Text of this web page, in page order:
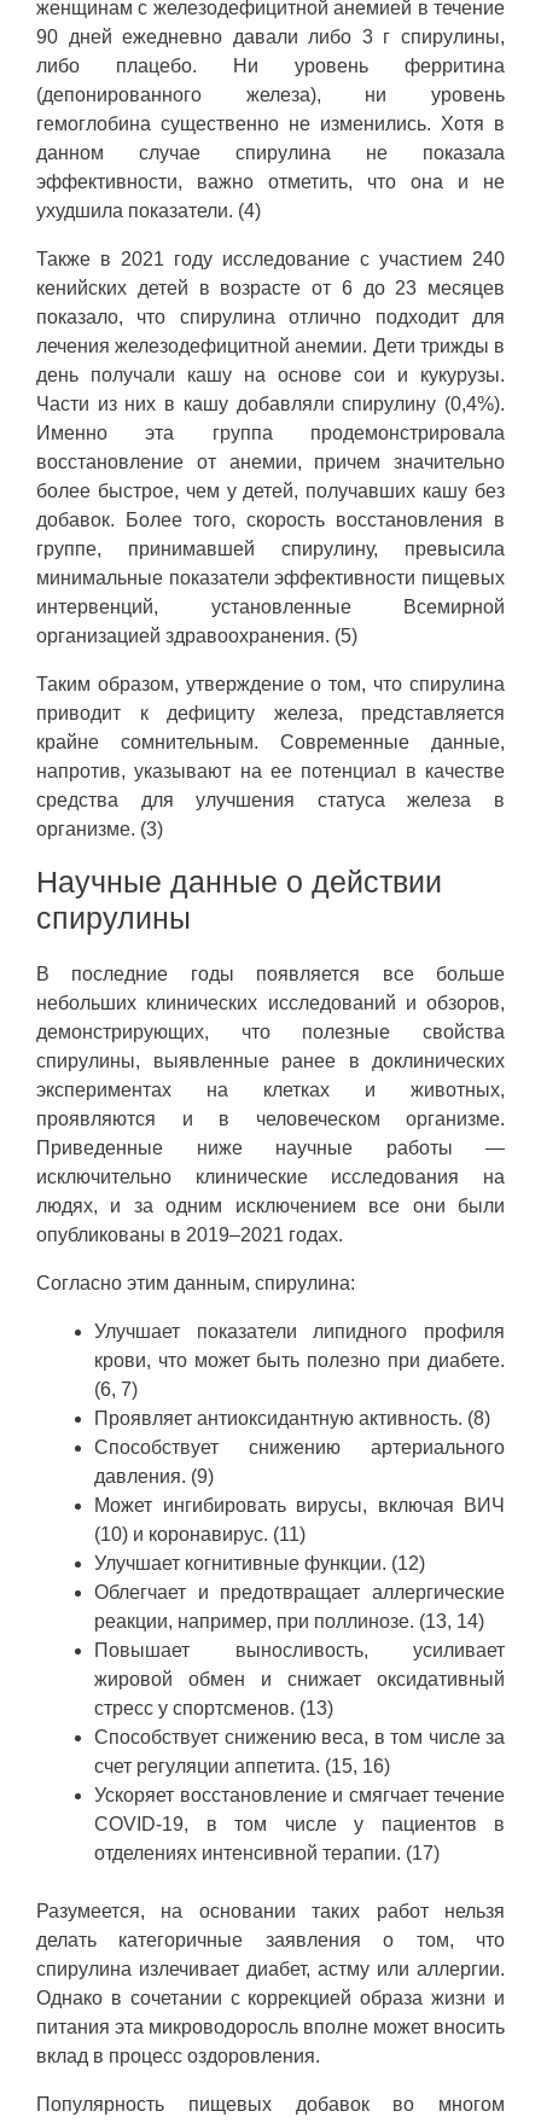
женщинам с железодефицитной анемией в течение
90 дней ежедневно давали либо 3 г спирулины,
либо плацебо. Ни уровень ферритина
(депонированного железа), ни уровень
гемоглобина существенно не изменились. Хотя в
данном случае спирулина не показала
эффективности, важно отметить, что она и не
ухудшила показатели. (4)
Также в 2021 году исследование с участием 240
кенийских детей в возрасте от 6 до 23 месяцев
показало, что спирулина отлично подходит для
лечения железодефицитной анемии. Дети трижды в
день получали кашу на основе сои и кукурузы.
Части из них в кашу добавляли спирулину (0,4%).
Именно эта группа продемонстрировала
восстановление от анемии, причем значительно
более быстрое, чем у детей, получавших кашу без
добавок. Более того, скорость восстановления в
группе, принимавшей спирулину, превысила
минимальные показатели эффективности пищевых
интервенций, установленные Всемирной
организацией здравоохранения. (5)
Таким образом, утверждение о том, что спирулина
приводит к дефициту железа, представляется
крайне сомнительным. Современные данные,
напротив, указывают на ее потенциал в качестве
средства для улучшения статуса железа в
организме. (3)
Научные данные о действии
спирулины
В последние годы появляется все больше
небольших клинических исследований и обзоров,
демонстрирующих, что полезные свойства
спирулины, выявленные ранее в доклинических
экспериментах на клетках и животных,
проявляются и в человеческом организме.
Приведенные ниже научные работы —
исключительно клинические исследования на
людях, и за одним исключением все они были
опубликованы в 2019–2021 годах.
Согласно этим данным, спирулина:
Улучшает показатели липидного профиля
крови, что может быть полезно при диабете.
(6, 7)
Проявляет антиоксидантную активность. (8)
Способствует снижению артериального
давления. (9)
Может ингибировать вирусы, включая ВИЧ
(10) и коронавирус. (11)
Улучшает когнитивные функции. (12)
Облегчает и предотвращает аллергические
реакции, например, при поллинозе. (13, 14)
Повышает выносливость, усиливает
жировой обмен и снижает оксидативный
стресс у спортсменов. (13)
Способствует снижению веса, в том числе за
счет регуляции аппетита. (15, 16)
Ускоряет восстановление и смягчает течение
COVID-19, в том числе у пациентов в
отделениях интенсивной терапии. (17)
Разумеется, на основании таких работ нельзя
делать категоричные заявления о том, что
спирулина излечивает диабет, астму или аллергии.
Однако в сочетании с коррекцией образа жизни и
питания эта микроводоросль вполне может вносить
вклад в процесс оздоровления.
Популярность пищевых добавок во многом